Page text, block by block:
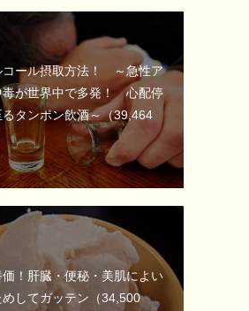
コール摂取方法！ ～急性ア
毒が世界中で多発！ 心配停
タンポン飲酒～（39,464
！肝臓・便秘・美肌によい
してガッテン （34,500